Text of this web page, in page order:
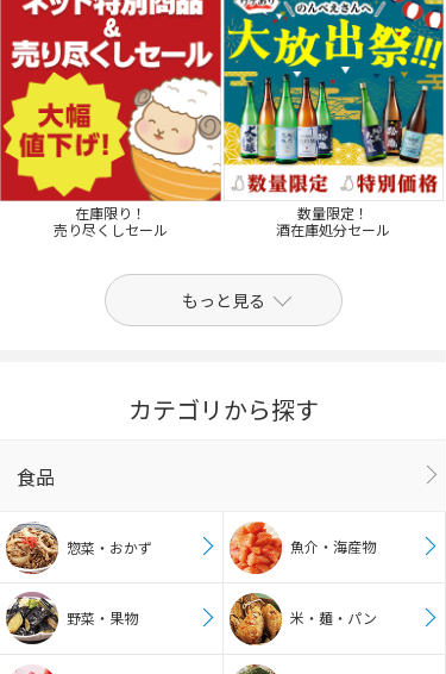
在庫限り！
売り尽くしセール
数量限定！
酒在庫処分セール
もっと見る
カテゴリから探す
食品
惣菜・おかず 魚介・海産物
野菜・果物 米・麺・パン